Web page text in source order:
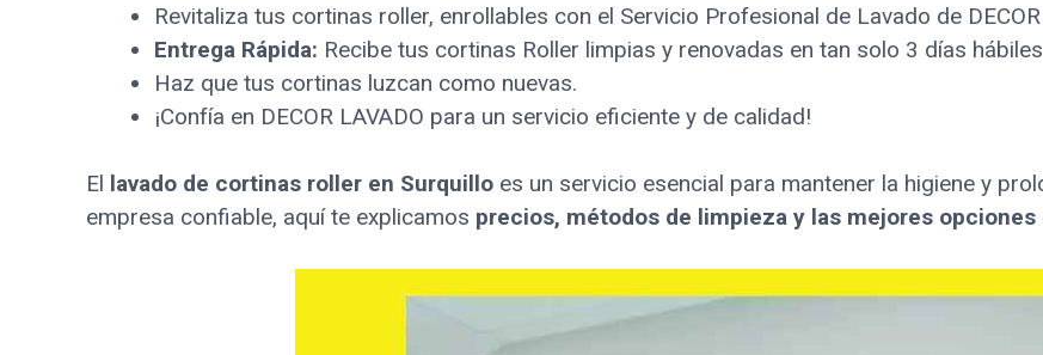
Revitaliza tus cortinas roller, enrollables con el Servicio Profesional de Lavado de DECOR
Entrega Rápida: Recibe tus cortinas Roller limpias y renovadas en tan solo 3 días hábiles
Haz que tus cortinas luzcan como nuevas.
¡Confía en DECOR LAVADO para un servicio eficiente y de calidad!
El lavado de cortinas roller en Surquillo es un servicio esencial para mantener la higiene y
empresa confiable, aquí te explicamos precios, métodos de limpieza y las mejores opciones